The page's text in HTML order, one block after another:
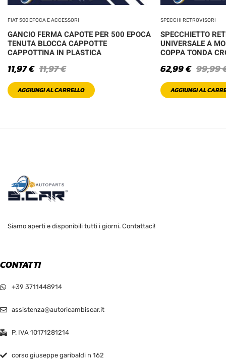
FIAT 500 EPOCA E ACCESSORI
GANCIO FERMA CAPOTE PER 500 EPOCA
TENUTA BLOCCA CAPPOTTE
CAPPOTTINA IN PLASTICA
11,97€
11,97€
AGGIUNGI AL CARRELLO
SPECCHI RETROVISORI
SPECCHIETTO
UNIVERSALE A
COPPA TONDA
99,99
62,99€
AGGIUNGI AL
Siamo aperti e disponibili tutti i giorni. Contattaci!
CONTATTI
+39 3711448914
assistenza@autoricambiscar.it
P. IVA 10171281214
corso giuseppe garibaldi n 162